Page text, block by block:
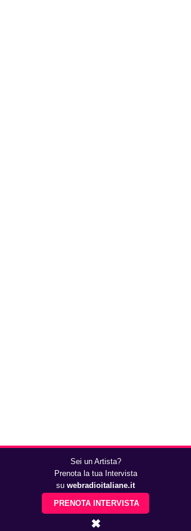
Sei un Artista?
Prenota la tua Intervista
su webradioitaliane.it
PRENOTA INTERVISTA
✖